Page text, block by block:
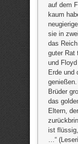
auf dem
kaum
sie in
das
guter Rat
und
Erde und
Brüder
das
Eltern,
ist
…“